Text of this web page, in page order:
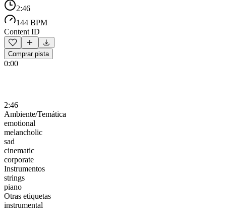
2:46
144 BPM
Content ID
Comprar pista
0:00
2:46
Ambiente/Temática
emotional
melancholic
sad
cinematic
corporate
Instrumentos
strings
piano
Otras etiquetas
instrumental